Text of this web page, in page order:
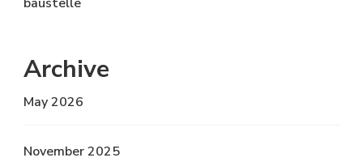
Archive
May 2026
November 2025